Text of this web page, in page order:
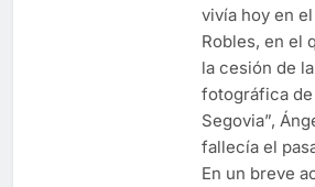
vivía hoy en
Robles, en el
la cesión de
fotográfica de
Segovia”,
fallecía el
En un breve